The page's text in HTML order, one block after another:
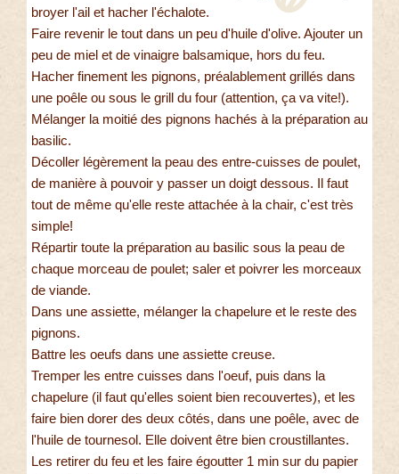
broyer l'ail et hacher l'échalote.
Faire revenir le tout dans un peu d'huile d'olive. Ajouter un
peu de miel et de vinaigre balsamique, hors du feu.
Hacher finement les pignons, préalablement grillés dans
une poêle ou sous le grill du four (attention, ça va vite!).
Mélanger la moitié des pignons hachés à la préparation au
basilic.
Décoller légèrement la peau des entre-cuisses de poulet,
de manière à pouvoir y passer un doigt dessous. Il faut
tout de même qu'elle reste attachée à la chair, c'est très
simple!
Répartir toute la préparation au basilic sous la peau de
chaque morceau de poulet; saler et poivrer les morceaux
de viande.
Dans une assiette, mélanger la chapelure et le reste des
pignons.
Battre les oeufs dans une assiette creuse.
Tremper les entre cuisses dans l'oeuf, puis dans la
chapelure (il faut qu'elles soient bien recouvertes), et les
faire bien dorer des deux côtés, dans une poêle, avec de
l'huile de tournesol. Elle doivent être bien croustillantes.
Les retirer du feu et les faire égoutter 1 min sur du papier